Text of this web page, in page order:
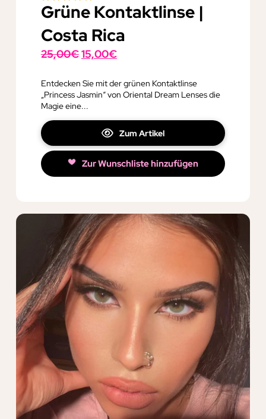
Grüne Kontaktlinse |
Costa Rica
25,00€Ursprünglicher
war:
25,00€
15,00€Aktueller
ist:
15,00€.
Entdecken Sie mit der grünen Kontaktlinse
„Princess Jasmin“ von Oriental Dream Lenses die
Magie eine...
Zum Artikel
Zur Wunschliste hinzufügen